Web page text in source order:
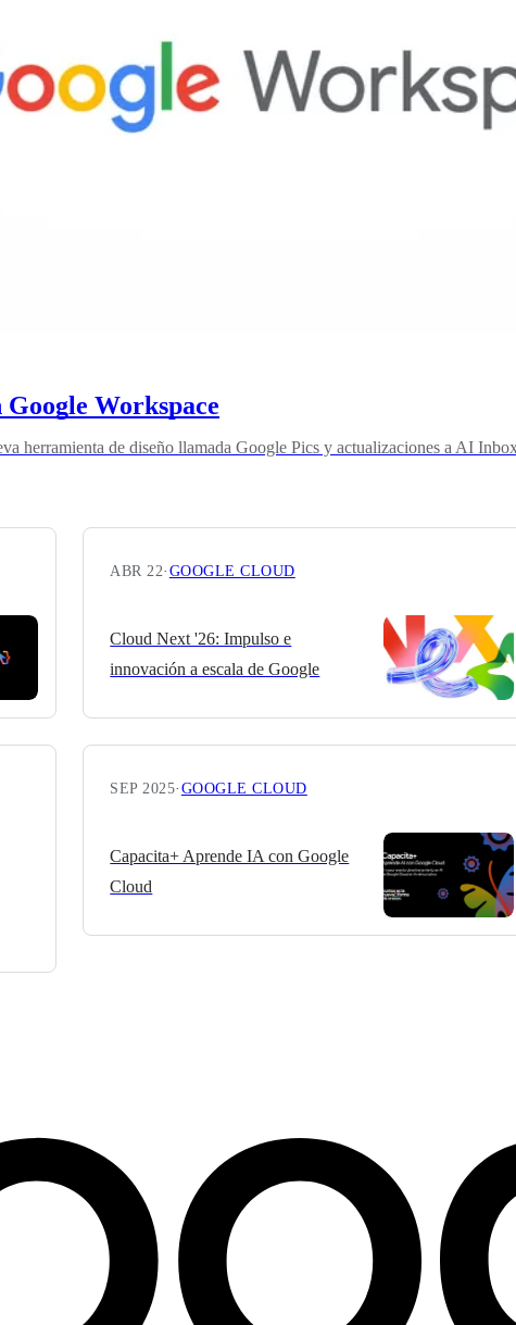
Workspace
herramienta de diseño llamada Google Pics y actualizaciones a AI
ABR 22· GOOGLE CLOUD
Cloud Next '26: Impulso e
innovación a escala de Google
SEP 2025· GOOGLE CLOUD
Capacita+ Aprende IA con Google
Cloud